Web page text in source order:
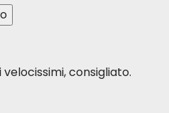
consigliato.